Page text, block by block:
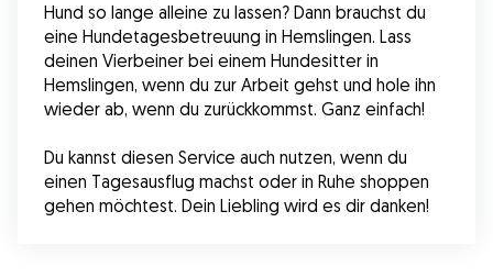
Hund so lange alleine zu lassen? Dann brauchst du
eine Hundetagesbetreuung in Hemslingen. Lass
deinen Vierbeiner bei einem Hundesitter in
Hemslingen, wenn du zur Arbeit gehst und hole ihn
wieder ab, wenn du zurückkommst. Ganz einfach!
Du kannst diesen Service auch nutzen, wenn du
einen Tagesausflug machst oder in Ruhe shoppen
gehen möchtest. Dein Liebling wird es dir danken!